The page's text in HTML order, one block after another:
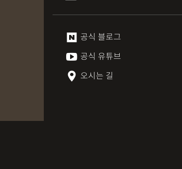
공식 블로그
공식 유튜브
오시는 길